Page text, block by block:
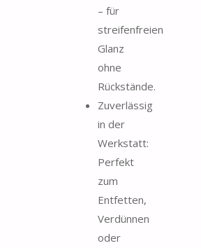
– für
streifenfreien
Glanz
ohne
Rückstände.
Zuverlässig
in der
Werkstatt:
Perfekt
zum
Entfetten,
Verdünnen
oder